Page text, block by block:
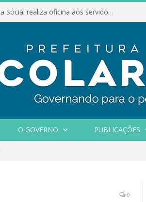
Conselho Municipal de Assistência Social realiza oficina aos servidores
O GOVERNO PUBLICAÇÕES
0